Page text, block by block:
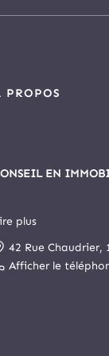
PROPOS
EN
Depuis 1999, Arthur
en
plus
42 Rue Chaudrier,
Afficher le